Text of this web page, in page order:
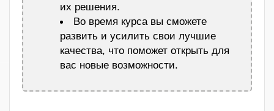
их решения.
Во время курса вы сможете
развить и усилить свои лучшие
качества, что поможет открыть для
вас новые возможности.